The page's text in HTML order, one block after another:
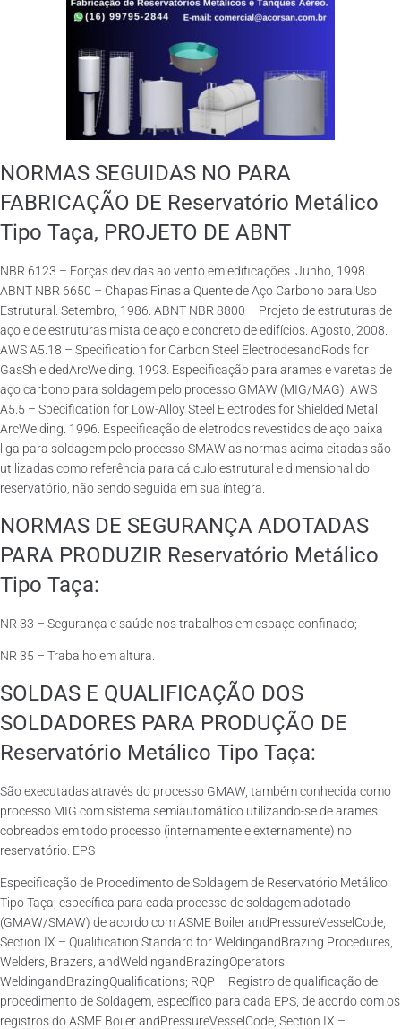
NORMAS SEGUIDAS NO PARA
FABRICAÇÃO DE Reservatório Metálico
Tipo Taça, PROJETO DE ABNT
NBR 6123 – Forças devidas ao vento em edificações. Junho, 1998.
ABNT NBR 6650 – Chapas Finas a Quente de Aço Carbono para Uso
Estrutural. Setembro, 1986. ABNT NBR 8800 – Projeto de estruturas de
aço e de estruturas mista de aço e concreto de edifícios. Agosto, 2008.
AWS A5.18 – Specification for Carbon Steel ElectrodesandRods for
GasShieldedArcWelding. 1993. Especificação para arames e varetas de
aço carbono para soldagem pelo processo GMAW (MIG/MAG). AWS
A5.5 – Specification for Low-Alloy Steel Electrodes for Shielded Metal
ArcWelding. 1996. Especificação de eletrodos revestidos de aço baixa
liga para soldagem pelo processo SMAW as normas acima citadas são
utilizadas como referência para cálculo estrutural e dimensional do
reservatório, não sendo seguida em sua íntegra.
NORMAS DE SEGURANÇA ADOTADAS
PARA PRODUZIR Reservatório Metálico
Tipo Taça:
NR 33 – Segurança e saúde nos trabalhos em espaço confinado;
NR 35 – Trabalho em altura.
SOLDAS E QUALIFICAÇÃO DOS
SOLDADORES PARA PRODUÇÃO DE
Reservatório Metálico Tipo Taça:
São executadas através do processo GMAW, também conhecida como
processo MIG com sistema semiautomático utilizando-se de arames
cobreados em todo processo (internamente e externamente) no
reservatório. EPS
Especificação de Procedimento de Soldagem de Reservatório Metálico
Tipo Taça, específica para cada processo de soldagem adotado
(GMAW/SMAW) de acordo com ASME Boiler andPressureVesselCode,
Section IX – Qualification Standard for WeldingandBrazing Procedures,
Welders, Brazers, andWeldingandBrazingOperators:
WeldingandBrazingQualifications; RQP – Registro de qualificação de
procedimento de Soldagem, específico para cada EPS, de acordo com os
registros do ASME Boiler andPressureVesselCode, Section IX –